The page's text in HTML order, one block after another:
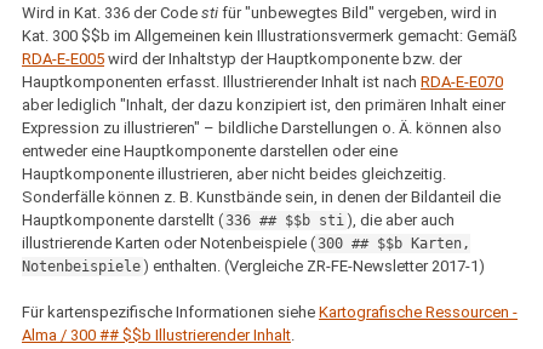
Wird in Kat. 336 der Code sti für "unbewegtes Bild" vergeben, wird in
Kat. 300 $$b im Allgemeinen kein Illustrationsvermerk gemacht: Gemäß
RDA-E-E005 wird der Inhaltstyp der Hauptkomponente bzw. der
Hauptkomponenten erfasst. Illustrierender Inhalt ist nach RDA-E-E070
aber lediglich "Inhalt, der dazu konzipiert ist, den primären Inhalt einer
Expression zu illustrieren" – bildliche Darstellungen o. Ä. können also
entweder eine Hauptkomponente darstellen oder eine
Hauptkomponente illustrieren, aber nicht beides gleichzeitig.
Sonderfälle können z. B. Kunstbände sein, in denen der Bildanteil die
Hauptkomponente darstellt (336 ## $$b sti ), die aber auch
illustrierende Karten oder Notenbeispiele (300 ## $$b Karten,
Notenbeispiele) enthalten. (Vergleiche ZR-FE-Newsletter 2017-1)
Für kartenspezifische Informationen siehe Kartografische Ressourcen -
Alma / 300 ## $$b Illustrierender Inhalt.